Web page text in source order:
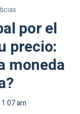
por el
precio:
moneda
am